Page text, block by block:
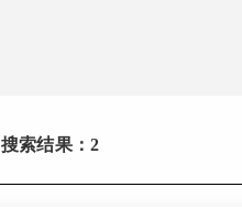
搜索结果：2